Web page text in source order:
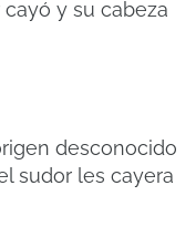
y su cabeza
desconocido
sudor les cayera